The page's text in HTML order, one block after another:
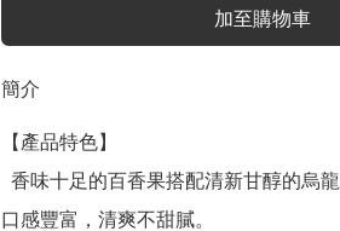
加至購物車
簡介
【產品特色】
口感豐富，清爽不甜膩。